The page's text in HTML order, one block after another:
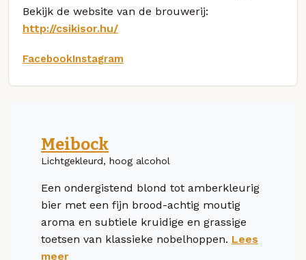
Bekijk de website van de brouwerij:
http://csikisor.hu/
FacebookInstagram
Meibock
Lichtgekleurd, hoog alcohol
Een ondergistend blond tot amberkleurig
bier met een fijn brood-achtig moutig
aroma en subtiele kruidige en grassige
toetsen van klassieke nobelhoppen. Lees
meer